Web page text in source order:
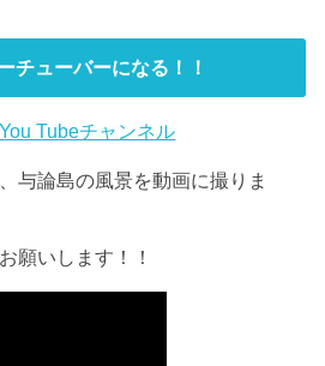
チューバーになる！！
Tubeチャンネル
与論島の風景を動画に撮りま
願いします！！